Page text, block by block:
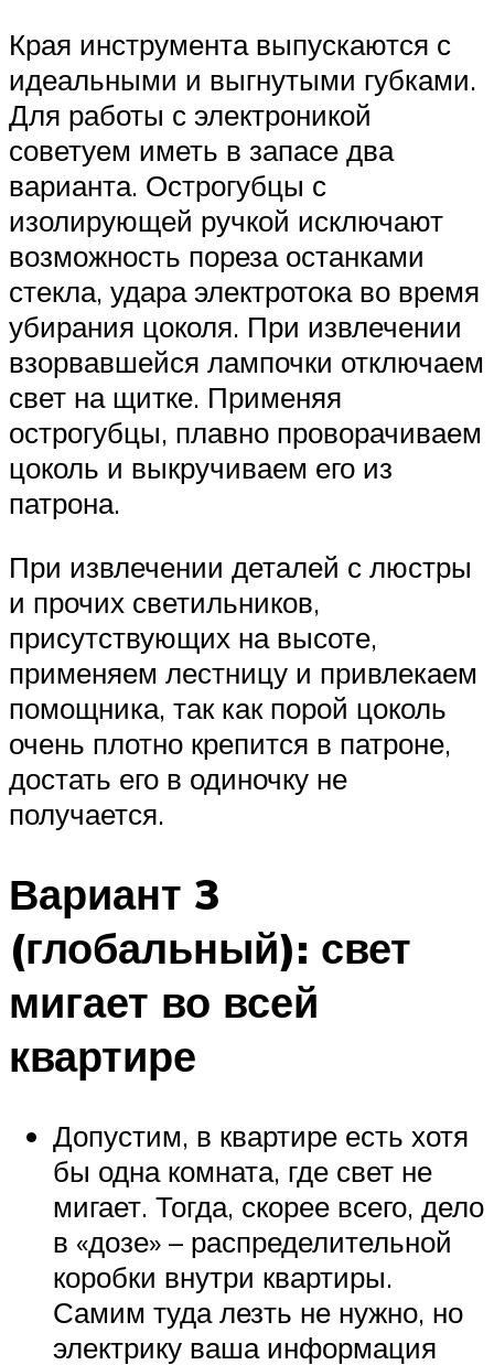
Края инструмента выпускаются с
идеальными и выгнутыми губками.
Для работы с электроникой
советуем иметь в запасе два
варианта. Острогубцы с
изолирующей ручкой исключают
возможность пореза останками
стекла, удара электротока во время
убирания цоколя. При извлечении
взорвавшейся лампочки отключаем
свет на щитке. Применяя
острогубцы, плавно проворачиваем
цоколь и выкручиваем его из
патрона.
При извлечении деталей с люстры
и прочих светильников,
присутствующих на высоте,
применяем лестницу и привлекаем
помощника, так как порой цоколь
очень плотно крепится в патроне,
достать его в одиночку не
получается.
Вариант 3
(глобальный): свет
мигает во всей
квартире
Допустим, в квартире есть хотя
бы одна комната, где свет не
мигает. Тогда, скорее всего, дело
в «дозе» – распределительной
коробки внутри квартиры.
Самим туда лезть не нужно, но
электрику ваша информация